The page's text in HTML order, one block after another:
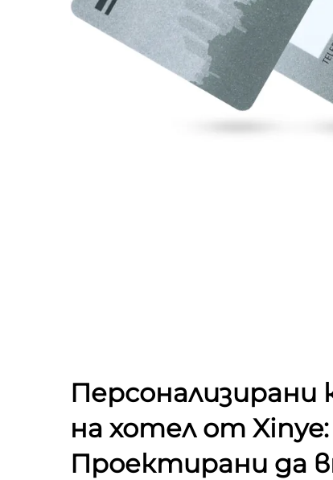
Персонализирани
на хотел от Xinye:
Проектирани да